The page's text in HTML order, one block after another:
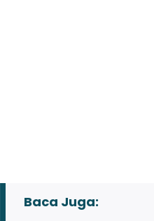
Baca Juga: